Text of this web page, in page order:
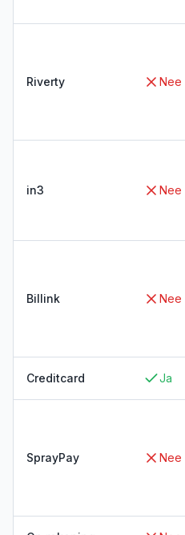
Riverty Nee
in3 Nee
Billink Nee
Creditcard Ja
SprayPay Nee